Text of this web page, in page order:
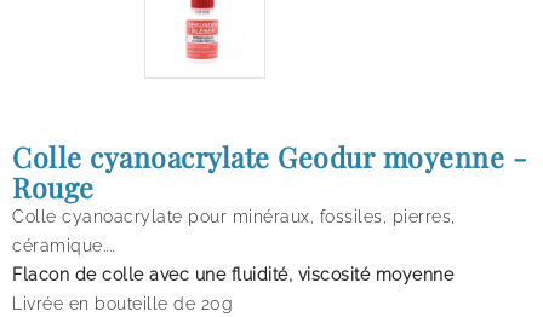
Colle cyanoacrylate Geodur moyenne -
Rouge
Colle cyanoacrylate pour minéraux, fossiles, pierres,
céramique....
Flacon de colle avec une fluidité, viscosité moyenne
Livrée en bouteille de 20g